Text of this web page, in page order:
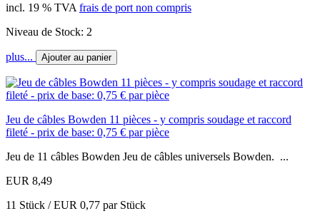
incl. 19 % TVA frais de port non compris
Niveau de Stock: 2
plus... Ajouter au panier
Jeu de câbles Bowden 11 pièces - y compris soudage et raccord
fileté - prix de base: 0,75 € par pièce
Jeu de 11 câbles Bowden Jeu de câbles universels Bowden. ...
EUR 8,49
11 Stück / EUR 0,77 par Stück